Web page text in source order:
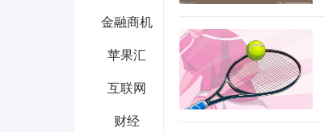
金融商机
苹果汇
互联网
财经